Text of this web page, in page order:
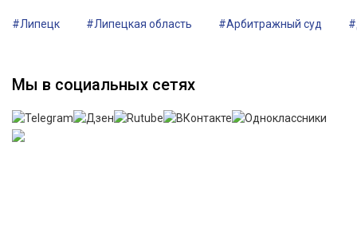
#Липецк #Липецкая область #Арбитражный суд
Мы в социальных сетях